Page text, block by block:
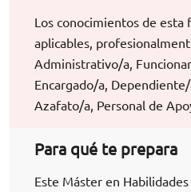
Los conocimientos de esta
aplicables,
Administrativo/a,
Encargado/a,
Azafato/a, Personal de
Para qué te prepara
Este Máster en